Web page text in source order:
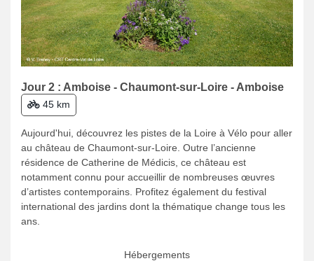
Jour 2 : Amboise - Chaumont-sur-Loire - Amboise
45 km
Aujourd'hui, découvrez les pistes de la Loire à Vélo pour aller
au château de Chaumont-sur-Loire. Outre l’ancienne
résidence de Catherine de Médicis, ce château est
notamment connu pour accueillir de nombreuses œuvres
d’artistes contemporains. Profitez également du festival
international des jardins dont la thématique change tous les
ans.
Hébergements